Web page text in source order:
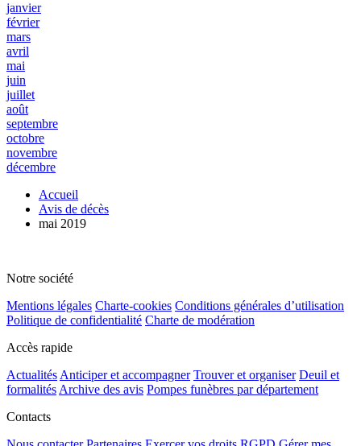
janvier
février
mars
avril
mai
juin
juillet
août
septembre
octobre
novembre
décembre
Accueil
Avis de décès
mai 2019
Notre société
Mentions légales Charte-cookies Conditions générales d’utilisation
Politique de confidentialité Charte de modération
Accès rapide
Actualités Anticiper et accompagner Trouver et organiser Deuil et
formalités Archive des avis Pompes funèbres par département
Contacts